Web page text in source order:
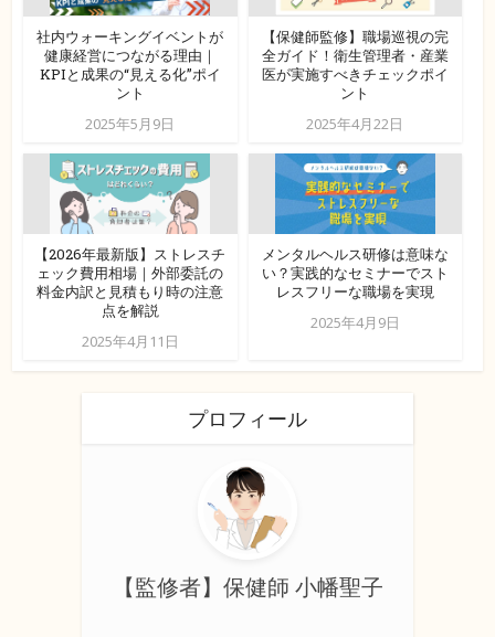
社内ウォーキングイベントが
健康経営につながる理由｜
KPIと成果の“見える化”ポイ
ント
2025年5月9日
【保健師監修】職場巡視の完
全ガイド！衛生管理者・産業
医が実施すべきチェックポイ
ント
2025年4月22日
【2026年最新版】ストレスチ
ェック費用相場｜外部委託の
料金内訳と見積もり時の注意
点を解説
2025年4月11日
メンタルヘルス研修は意味な
い？実践的なセミナーでスト
レスフリーな職場を実現
2025年4月9日
プロフィール
【監修者】保健師 小幡聖子